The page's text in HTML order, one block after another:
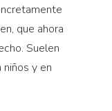
que ahora
Suelen
y en